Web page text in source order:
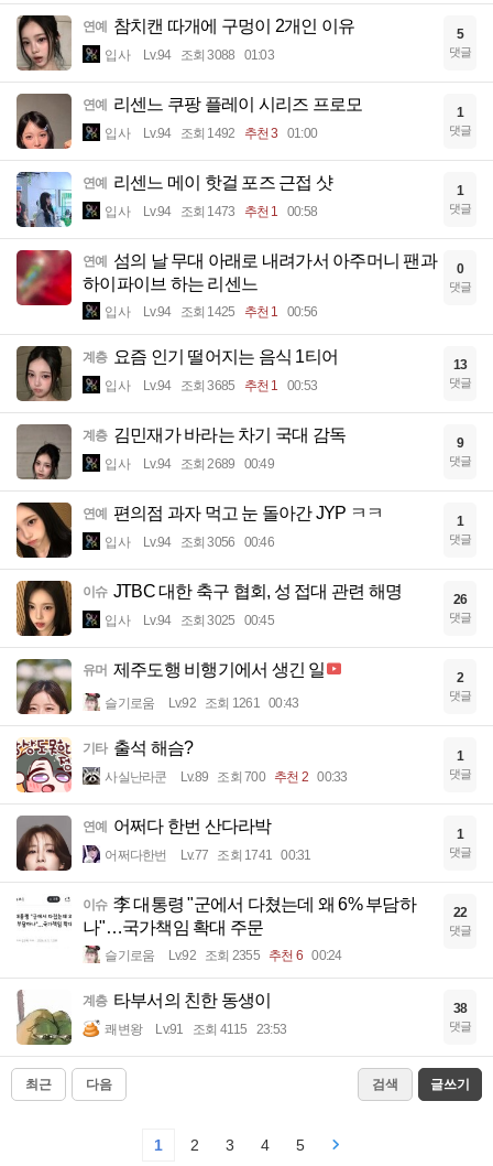
연예 참치캔 따개에 구멍이 2개인 이유
입사 Lv.94 조회 3088 01:03
5
댓글
연예 리센느 쿠팡 플레이 시리즈 프로모
입사 Lv.94 조회 1492 추천 3 01:00
1
댓글
연예 리센느 메이 핫걸 포즈 근접 샷
입사 Lv.94 조회 1473 추천 1 00:58
1
댓글
연예
섬의 날 무대 아래로 내려가서 아주머니 팬과
하이파이브 하는 리센느
입사 Lv.94 조회 1425 추천 1 00:56
0
댓글
계층 요즘 인기 떨어지는 음식 1티어
입사 Lv.94 조회 3685 추천 1 00:53
13
댓글
계층 김민재가 바라는 차기 국대 감독
입사 Lv.94 조회 2689 00:49
9
댓글
연예 편의점 과자 먹고 눈 돌아간 JYP ㅋㅋ
입사 Lv.94 조회 3056 00:46
1
댓글
이슈 JTBC 대한 축구 협회, 성 접대 관련 해명
입사 Lv.94 조회 3025 00:45
26
댓글
유머 제주도행 비행기에서 생긴 일
슬기로움 Lv.92 조회 1261 00:43
2
댓글
기타 출석 해슴?
사실난라쿤 Lv.89 조회 700 추천 2 00:33
1
댓글
연예 어쩌다 한번 산다라박
어쩌다한번 Lv.77 조회 1741 00:31
1
댓글
이슈 李 대통령 "군에서 다쳤는데 왜 6% 부담하
나"…국가책임 확대 주문
슬기로움 Lv.92 조회 2355 추천 6 00:24
22
댓글
계층 타부서의 친한 동생이
쾌변왕 Lv.91 조회 4115 23:53
38
댓글
최근 다음 검색 글쓰기
1 2 3 4 5